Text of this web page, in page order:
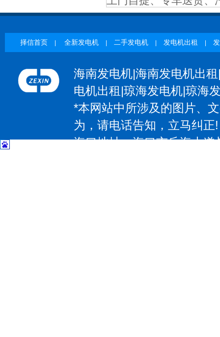
择信首页 全新发电机 二手发电机 发电机出租
海南发电机|海南发电机出
电机出租|琼海发电机|琼海
*本网站中所涉及的图片、
为，请电话告知，立马纠
海口地址：海口市丘海大